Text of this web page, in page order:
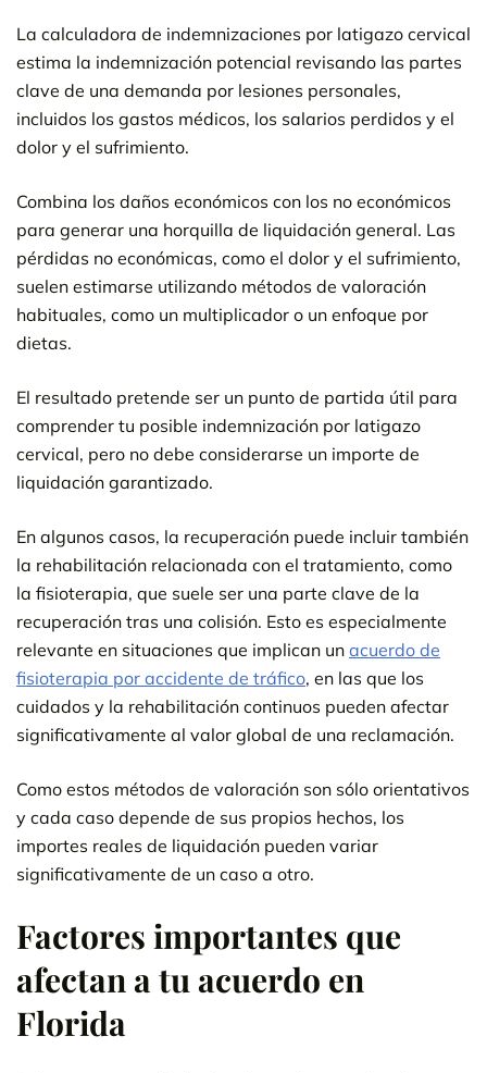
La calculadora de indemnizaciones por latigazo cervical
estima la indemnización potencial revisando las partes
clave de una demanda por lesiones personales,
incluidos los gastos médicos, los salarios perdidos y el
dolor y el sufrimiento.
Combina los daños económicos con los no económicos
para generar una horquilla de liquidación general. Las
pérdidas no económicas, como el dolor y el sufrimiento,
suelen estimarse utilizando métodos de valoración
habituales, como un multiplicador o un enfoque por
dietas.
El resultado pretende ser un punto de partida útil para
comprender tu posible indemnización por latigazo
cervical, pero no debe considerarse un importe de
liquidación garantizado.
En algunos casos, la recuperación puede incluir también
la rehabilitación relacionada con el tratamiento, como
la fisioterapia, que suele ser una parte clave de la
recuperación tras una colisión. Esto es especialmente
relevante en situaciones que implican un acuerdo de
fisioterapia por accidente de tráfico, en las que los
cuidados y la rehabilitación continuos pueden afectar
significativamente al valor global de una reclamación.
Como estos métodos de valoración son sólo orientativos
y cada caso depende de sus propios hechos, los
importes reales de liquidación pueden variar
significativamente de un caso a otro.
Factores importantes que
afectan a tu acuerdo en
Florida